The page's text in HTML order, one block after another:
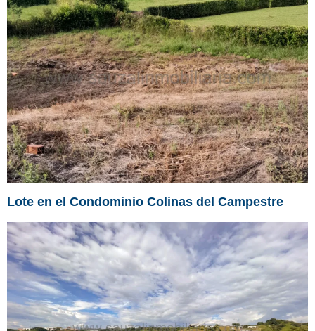
Lote en el Condominio Colinas del Campestre